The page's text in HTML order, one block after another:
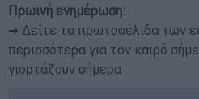
Πρωινή ενημέρωση:
➔ Δείτε τα πρωτοσέλιδα των
περισσότερα για τον καιρό
γιορτάζουν σήμερα